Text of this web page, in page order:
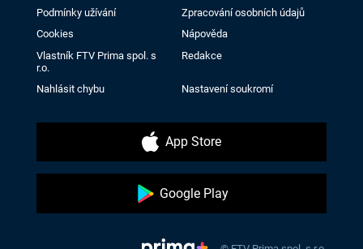
Podmínky užívání
Zpracování osobních údajů
Cookies
Nápověda
Vlastník FTV Prima spol. s
r.o.
Redakce
Nahlásit chybu Nastavení soukromí
App Store
Google Play